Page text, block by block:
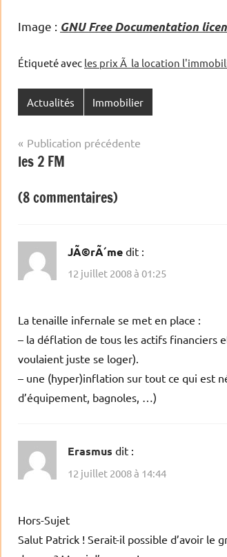
Image : GNU Free Documentation
Étiqueté avec les prix Ã la location
Actualités Immobilier
Navigation
de
l’article
Publication précédente
les 2 FM
(8 commentaires)
JÃ©rÃ´me dit :
12 juillet 2008 à 01:25
La tenaille infernale se met en place :
– la déflation de tous les actifs financiers
voulaient juste se loger).
– une (hyper)inflation sur tout ce qui est
d’équipement, bagnoles, …)
Erasmus dit :
12 juillet 2008 à 14:44
Hors-Sujet
Salut Patrick ! Serait-il possible d’avoir